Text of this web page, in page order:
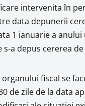
intervenita în
data depunerii
1 ianuarie a
s-a depus cererea
fiscal se
de zile de la data